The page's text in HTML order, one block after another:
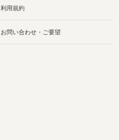
利用規約
お問い合わせ・ご要望